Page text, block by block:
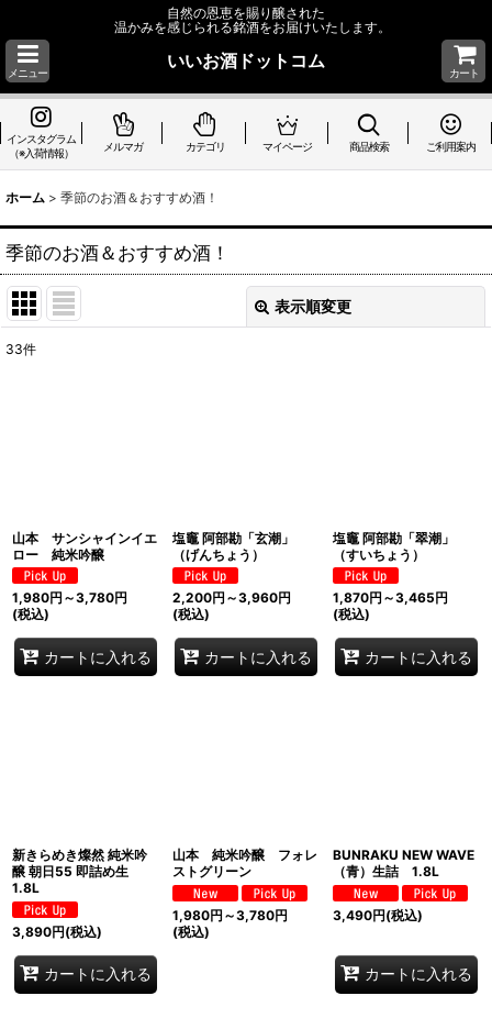
自然の恩恵を賜り醸された
温かみを感じられる銘酒をお届けいたします。
メニュー
いいお酒ドットコム
カート
インスタグラム
（※入荷情報）
メルマガ カテゴリ マイページ 商品検索 ご利用案内
ホーム > 季節のお酒＆おすすめ酒！
季節のお酒＆おすすめ酒！
表示順変更
33件
山本 サンシャインイエ
ロー 純米吟醸
1,980円 ～3,780円
(税込)
カートに入れる
塩竈 阿部勘「玄潮」
（げんちょう）
2,200円 ～3,960円
(税込)
カートに入れる
塩竈 阿部勘「翠潮」
（すいちょう）
1,870円 ～3,465円
(税込)
カートに入れる
新きらめき燦然 純米吟
醸 朝日55 即詰め生
1.8L
3,890円(税込)
カートに入れる
山本 純米吟醸 フォレ
ストグリーン
1,980円 ～3,780円
(税込)
BUNRAKU NEW WAVE
（青）生詰 1.8L
3,490円(税込)
カートに入れる